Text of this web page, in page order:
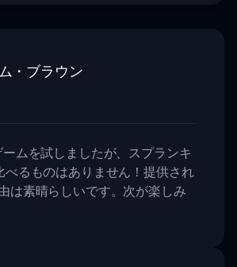
・ブラウン
ムを試しましたが、スプランキ
べるものはありません！提供され
は素晴らしいです。次が楽しみ